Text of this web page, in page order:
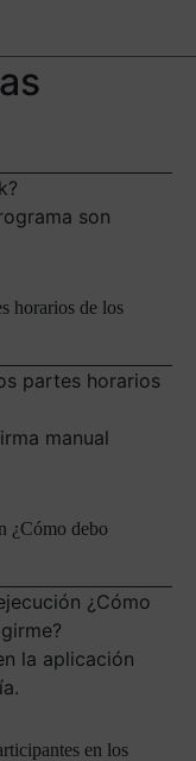
son
horarios de los
partes horarios
manual
¿Cómo debo
¿Cómo
la aplicación
en los